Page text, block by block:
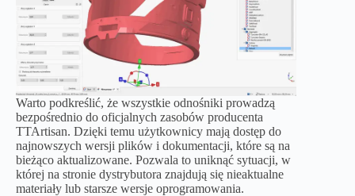
Warto podkreślić, że wszystkie odnośniki prowadzą
bezpośrednio do oficjalnych zasobów producenta
TTArtisan. Dzięki temu użytkownicy mają dostęp do
najnowszych wersji plików i dokumentacji, które są na
bieżąco aktualizowane. Pozwala to uniknąć sytuacji, w
której na stronie dystrybutora znajdują się nieaktualne
materiały lub starsze wersje oprogramowania.